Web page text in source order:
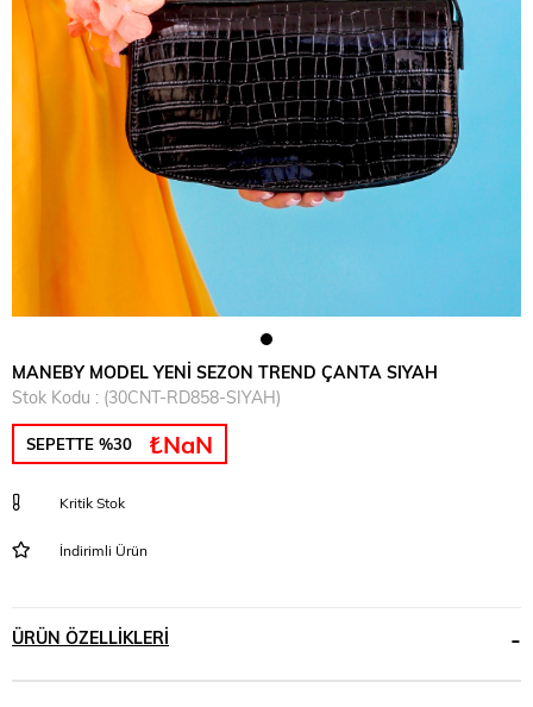
MANEBY MODEL YENİ SEZON TREND ÇANTA SIYAH
Stok Kodu
(30CNT-RD858-SIYAH)
SEPETTE %30 ₺NaN
Kritik Stok
İndirimli Ürün
ÜRÜN ÖZELLIKLERI